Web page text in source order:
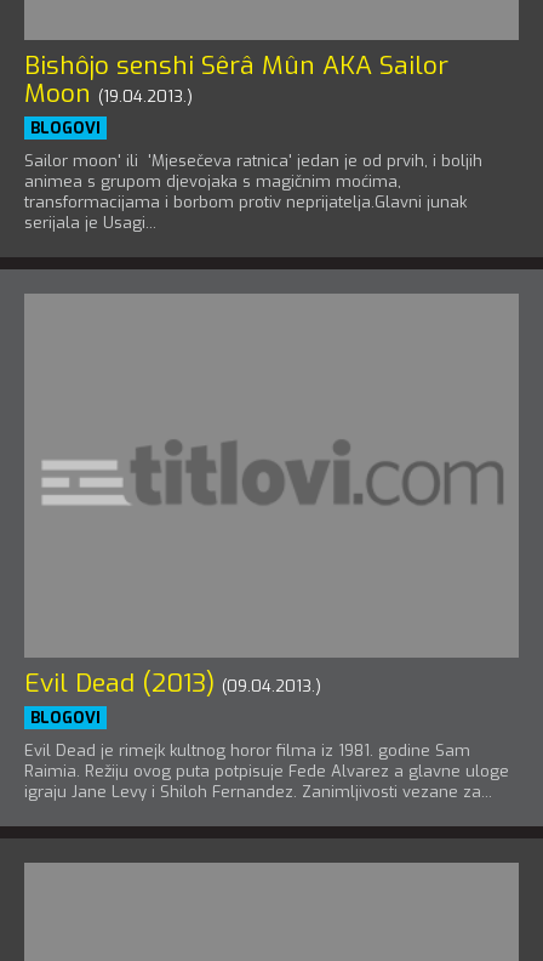
Bishôjo senshi Sêrâ Mûn AKA Sailor
Moon (19.04.2013.)
BLOGOVI
Sailor moon' ili 'Mjesečeva ratnica' jedan je od prvih, i boljih
animea s grupom djevojaka s magičnim moćima,
transformacijama i borbom protiv neprijatelja.Glavni junak
serijala je Usagi...
Evil Dead (2013) (09.04.2013.)
BLOGOVI
Evil Dead je rimejk kultnog horor filma iz 1981. godine Sam
Raimia. Režiju ovog puta potpisuje Fede Alvarez a glavne uloge
igraju Jane Levy i Shiloh Fernandez. Zanimljivosti vezane za...